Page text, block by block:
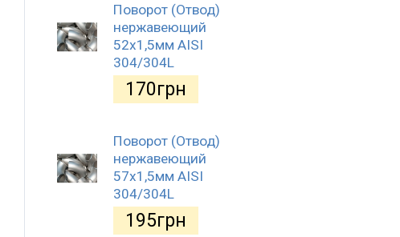
Поворот (Отвод)
нержавеющий
52x1,5мм AISI
304/304L
170грн
Поворот (Отвод)
нержавеющий
57x1,5мм AISI
304/304L
195грн